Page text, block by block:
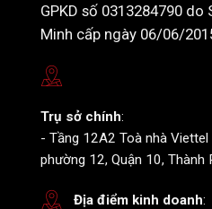
GPKD số 0313284790 do
Minh cấp ngày 06/06/
Trụ sở chính:
- Tầng 12A2 Toà nhà
phường 12, Quận 10, Thành
Địa điểm kinh doanh: